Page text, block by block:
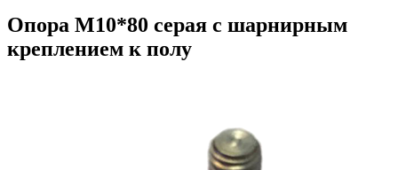
Опора М10*80 серая с шарнирным
креплением к полу